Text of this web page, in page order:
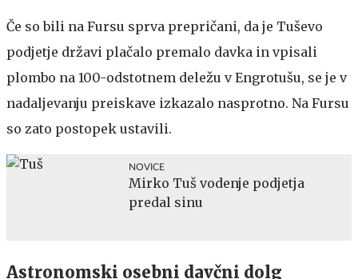
Če so bili na Fursu sprva prepričani, da je Tuševo
podjetje državi plačalo premalo davka in vpisali
plombo na 100-odstotnem deležu v Engrotušu, se je v
nadaljevanju preiskave izkazalo nasprotno. Na Fursu
so zato postopek ustavili.
NOVICE
Mirko Tuš vodenje podjetja
predal sinu
Astronomski osebni davčni dolg